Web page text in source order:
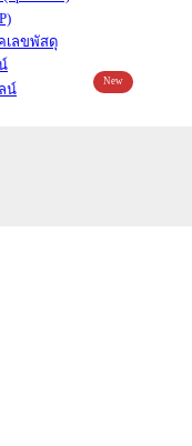
เลขพัสดุ
น์
New